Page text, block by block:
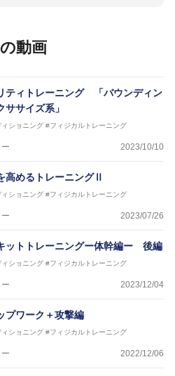
を中心に、WJBL、社会人ラグビー、
。
やセミナー、専門学校などの教育機関
るなど後進育成にも力を入れている。
康な人生をサポートする」を企業理念
の中の人々の『健康』をあらゆる方向
し、一人一人の「楽しく、豊かに、生き
、そんな『健康な人生』をサポートし
動画
ティトレーニング 「バウンディン
ササイズ系」
ショニング #フィジカルトレーニング
2023/10/10
高めるトレーニングⅡ
ショニング #フィジカルトレーニング
2023/07/26
ットトレーニングー体幹編ー 後編
ショニング #フィジカルトレーニング
2023/12/04
プワーク＋攻撃編
ショニング #フィジカルトレーニング
2022/12/06